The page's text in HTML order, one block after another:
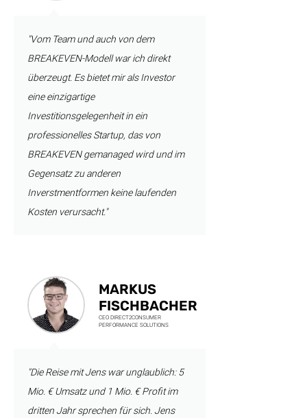
"Vom Team und auch von dem
BREAKEVEN-Modell war ich direkt
überzeugt. Es bietet mir als Investor
eine einzigartige
Investitionsgelegenheit in ein
professionelles Startup, das von
BREAKEVEN gemanaged wird und im
Gegensatz zu anderen
Inverstmentformen keine laufenden
Kosten verursacht."
"Die Reise mit Jens war unglaublich: 5
Mio. € Umsatz und 1 Mio. € Profit im
dritten Jahr sprechen für sich. Jens
MARKUS
FISCHBACHER
CEO DIRECT2CONSUMER
PERFORMANCE SOLUTIONS